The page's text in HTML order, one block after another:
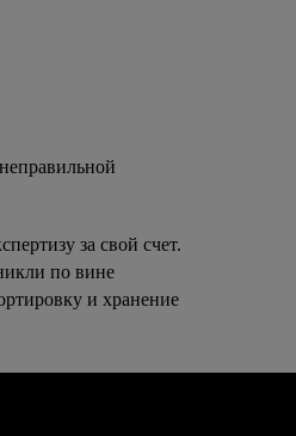
за свой счет.
по вине
и хранение